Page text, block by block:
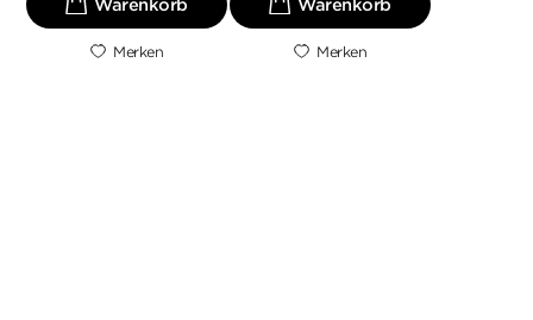
Merken Merken